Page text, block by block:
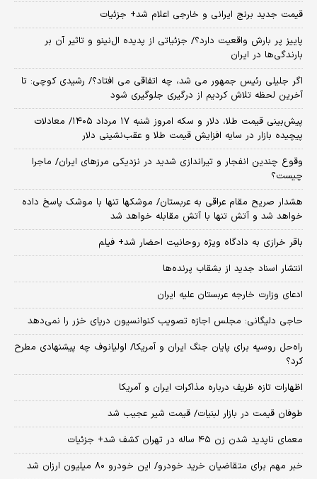
قیمت جدید برنج ایرانی و خارجی اعلام شد+ جزئیات
پاییز پر بارش واقعیت دارد؟/ جزئیاتی از پدیده ال‌نینو و تاثیر آن بر
بارندگی‌ها در ایران
اگر جلیلی رئیس جمهور می شد، چه اتفاقی می افتاد؟/ رشیدی کوچی: تا
آخرین لحظه تلاش کردیم از درگیری جلوگیری شود
پیش‌بینی قیمت طلا، دلار و سکه امروز شنبه ۱۷ مرداد ۱۴۰۵/ معادلات
پیچیده بازار در سایه افزایش قیمت طلا و عقب‌نشینی دلار
وقوع چندین انفجار و تیراندازی شدید در نزدیکی مرز‌های ایران/ ماجرا
چیست؟
هشدار صریح مقام عراقی به عربستان/ موشکها تنها با موشک پاسخ داده
خواهد شد و آتش تنها با آتش مقابله خواهد شد
باقر خرازی به دادگاه ویژه روحانیت احضار شد+ فیلم
انتشار اسناد جدید از بشقاب پرنده‌ها
ادعای وزارت خارجه عربستان علیه ایران
حاجی دلیگانی: مجلس اجازه تصویب کنوانسیون دریای خزر را نمی‌دهد
راه‌حل روسیه برای پایان جنگ ایران و آمریکا/ اولیانوف چه پیشنهادی مطرح
کرد؟
اظهارات تازه ظریف درباره مذاکرات ایران و آمریکا
طوفان قیمت در بازار لبنیات/ قیمت شیر عجیب شد
معمای ناپدید شدن زن ۴۵ ساله در تهران کشف شد+ جزئیات
خبر مهم برای متقاضیان خرید خودرو/ این خودرو ۸۰ میلیون ارزان شد